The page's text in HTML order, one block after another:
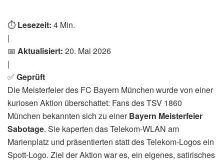
⏱️ Lesezeit: 4 Min.
|
📅 Aktualisiert: 20. Mai 2026
|
✅ Geprüft
Die Meisterfeier des FC Bayern München wurde von einer
kuriosen Aktion überschattet: Fans des TSV 1860
München bekannten sich zu einerBayern Meisterfeier
Sabotage. Sie kaperten das Telekom-WLAN am
Marienplatz und präsentierten statt des Telekom-Logos ein
Spott-Logo. Ziel der Aktion war es, ein eigenes, satirisches